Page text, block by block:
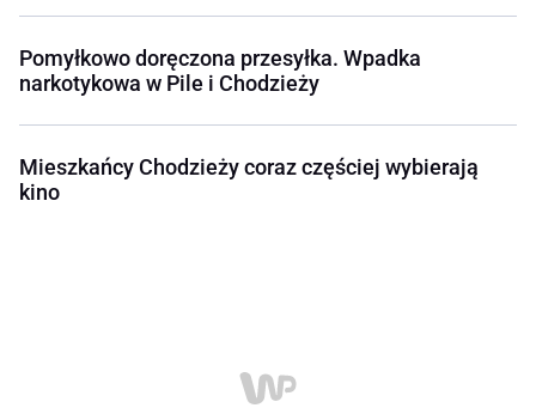
Pomyłkowo doręczona przesyłka. Wpadka
narkotykowa w Pile i Chodzieży
Mieszkańcy Chodzieży coraz częściej wybierają
kino